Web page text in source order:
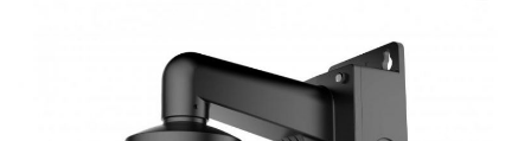
kívánságlistához